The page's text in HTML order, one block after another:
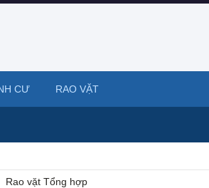
Rao vặt Tổng hợp
CƯ RAO VẶT